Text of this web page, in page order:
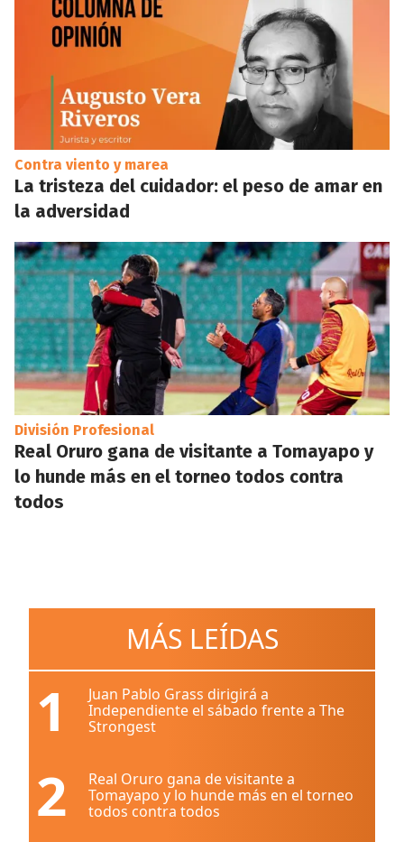
Contra viento y marea
La tristeza del cuidador: el peso de amar en
la adversidad
División Profesional
Real Oruro gana de visitante a Tomayapo y
lo hunde más en el torneo todos contra
todos
MÁS LEÍDAS
1
Juan Pablo Grass dirigirá a
Independiente el sábado frente a The
Strongest
2
Real Oruro gana de visitante a
Tomayapo y lo hunde más en el torneo
todos contra todos